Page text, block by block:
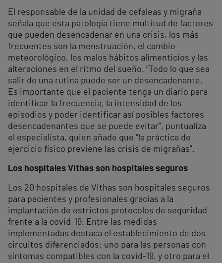
El responsable de la unidad de cefaleas y migraña
señala que esta patología tiene multitud de factores
que pueden desencadenar en una crisis, los más
frecuentes son la menstruación, el cambio
meteorológico, los malos hábitos alimenticios y las
alteraciones en el ritmo del sueño. “Todo lo que sea
salir de una rutina puede ser un desencadenante.
Es importante que el paciente tenga un diario para
identificar la frecuencia, la intensidad de los
episodios y poder identificar así posibles factores
desencadenantes que se puede evitar”, puntualiza
el especialista, quien añade que “la práctica de
ejercicio físico previene las crisis de migrañas”.
Los hospitales Vithas son hospitales seguros
Los 20 hospitales de Vithas son hospitales seguros
para pacientes y profesionales gracias a la
implantación de estrictos protocolos de seguridad
frente a la covid-19. Entre las medidas
implementadas destaca el establecimiento de dos
circuitos diferenciados: uno para las personas con
síntomas compatibles con la covid-19, y otro para el